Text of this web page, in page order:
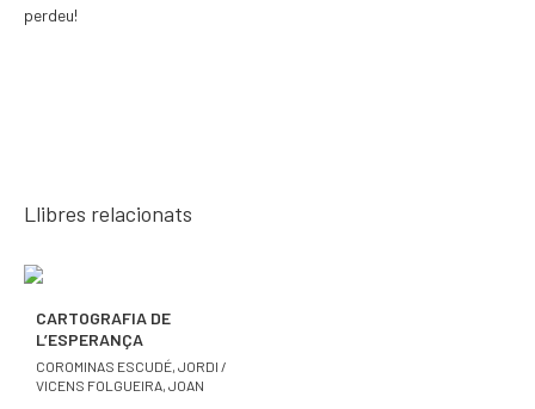
perdeu!
Llibres relacionats
CARTOGRAFIA DE
L’ESPERANÇA
COROMINAS ESCUDÉ, JORDI /
VICENS FOLGUEIRA, JOAN